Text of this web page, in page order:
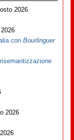
2026
conBourlinguer
2026